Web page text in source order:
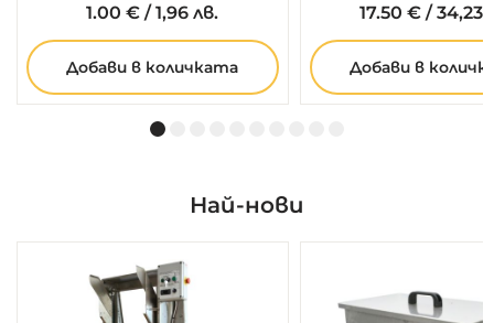
1.00 € /1,96 лв.
Добави в количката
17.50 €/34,23
Добави в
Най-нови